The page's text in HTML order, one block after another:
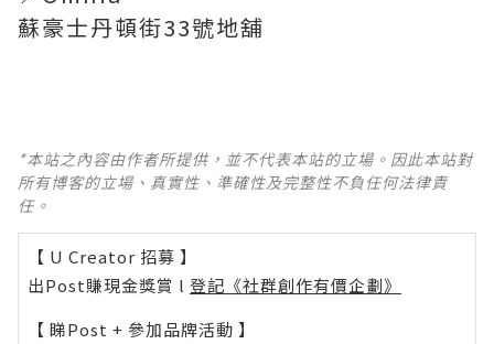
蘇豪士丹頓街33號地舖
*本站之內容由作者所提供，並不代表本站的立場。因此本站對
所有博客的立場、真實性、準確性及完整性不負任何法律責
任。
【 U Creator 招募 】
出Post賺現金獎賞 l 登記《社群創作有價企劃》
【 睇Post + 參加品牌活動 】